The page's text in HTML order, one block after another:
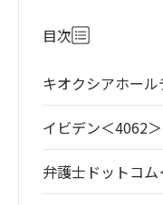
目次
キオクシアホー
イビデン＜4062＞
弁護士ドットコム